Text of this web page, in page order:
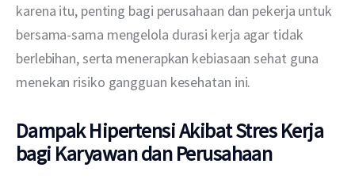
karena itu, penting bagi perusahaan dan pekerja untuk
bersama-sama mengelola durasi kerja agar tidak
berlebihan, serta menerapkan kebiasaan sehat guna
menekan risiko gangguan kesehatan ini.
Dampak Hipertensi Akibat Stres Kerja
bagi Karyawan dan Perusahaan